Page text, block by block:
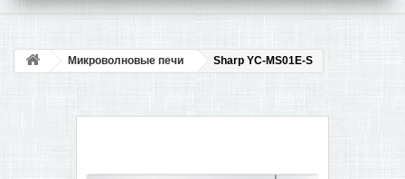
ТОВАРЫ
ПОМОЩЬ В ОФОРМЛЕНИИ ЗАКАЗА
Микроволновые печи Sharp YC-MS01E-S